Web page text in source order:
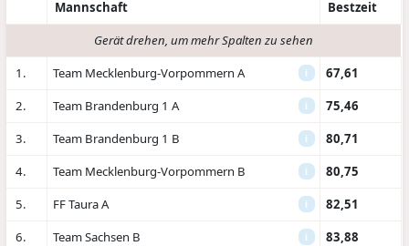
Mannschaft
Bestzeit
Gerät drehen, um mehr Spalten zu sehen
1.
Team Mecklenburg-Vorpommern A i
67,61
2.
Team Brandenburg 1 A i
75,46
3.
Team Brandenburg 1 B i
80,71
4.
Team Mecklenburg-Vorpommern B i
80,75
5.
FF Taura A i
82,51
6.
Team Sachsen B i 83,88